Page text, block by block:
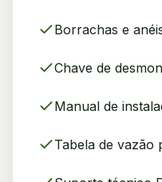
Borrachas e
Chave de
Manual de
Tabela de vazão